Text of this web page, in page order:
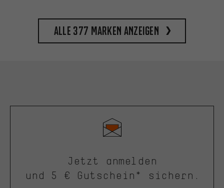
Alle 377 Marken anzeigen
Jetzt anmelden
und 5 € Gutschein* sichern.